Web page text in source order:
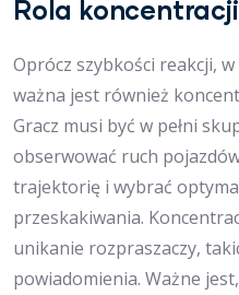
Rola
Oprócz szybkości reakcji,
ważna jest również
Gracz musi być w pełni
obserwować ruch
trajektorię i wybrać
przeskakiwania.
unikanie rozpraszaczy,
powiadomienia. Ważne